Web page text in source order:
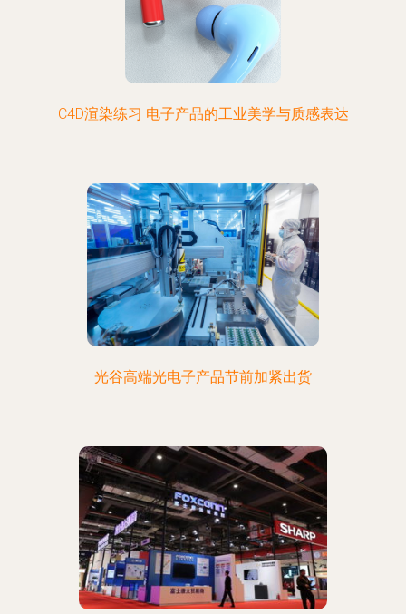
C4D渲染练习 电子产品的工业美学与质感表达
光谷高端光电子产品节前加紧出货